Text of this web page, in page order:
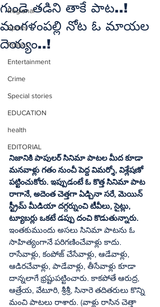
Regional
Sports
Politics
Entertainment
Crime
Special stories
EDUCATION
health
EDITORIAL
గుండె తడిని తాకే పాట..!
మంగళంపల్లి నోట ఓ మాయల
దెయ్యం..!
నిజానికి పాపులర్‌ సినిమా పాటల మీద కూడా
మనవాళ్లు గతం నుంచీ పెద్ద విమర్శో, విశ్లేషణో
పట్టించుకోరు. ఇప్పుడంటే ఓ కొత్త సినిమా పాట
రాగానే, అదెంత చెత్తగా ఏడ్చినా సరే, మెయిన్‌
స్ట్రీమ్‌ మీడియా దగ్గర్నుంచి టీవీలు, సైట్లు,
ట్యూబర్లు ఒకటే డప్పు దంచి కొడుతున్నారు.
ఇంతకుముందు అసలు సినిమా పాటను ఓ
సాహిత్యంగానే పరిగణించేవాళ్లు కాదు.
రాసేవాళ్లు, కంపోజ్‌ చేసేవాళ్లు, ఆడేవాళ్లు,
ఆడిరచేవాళ్లు, పాడేవాళ్లు, తీసేవాళ్లు కూడా
దాన్నలాగే భ్రష్టుపట్టించారు. కాకపోతే ఆరుద్ర,
ఆత్రేయ, వేటూరి, శ్రీశ్రీ, సినారె తదితరులు కొన్ని
మంచి పాటలు రాశారు. (వాళ్లు రాసిన చెత్తా